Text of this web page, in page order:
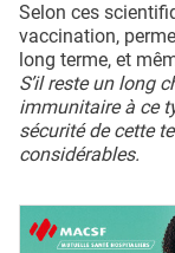
Selon ces
vaccination,
long terme, et
S’il reste un long
immunitaire à ce
sécurité de cette
considérables.